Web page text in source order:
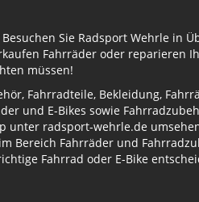
Sie Radsport Wehrle in
Fahrräder oder reparieren
müssen!
Fahrradteile, Bekleidung,
und E-Bikes sowie
unter radsport-wehrle.de
Bereich Fahrräder und
Fahrrad oder E-Bike